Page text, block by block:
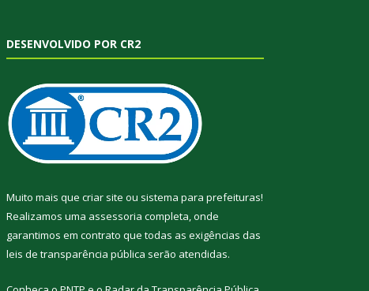
DESENVOLVIDO POR CR2
Muito mais que criar site ou sistema para prefeituras!
Realizamos uma assessoria completa, onde
garantimos em contrato que todas as exigências das
leis de transparência pública serão atendidas.